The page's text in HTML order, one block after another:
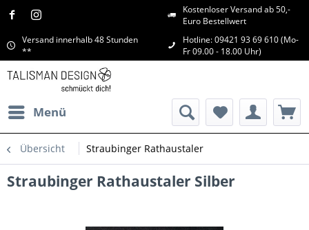
Kostenloser Versand ab 50,-
Euro Bestellwert
Versand innerhalb 48 Stunden
**
Hotline: 09421 93 69 610 (Mo-
Fr 09.00 - 18.00 Uhr)
Menü
Übersicht Straubinger Rathaustaler
Straubinger Rathaustaler Silber